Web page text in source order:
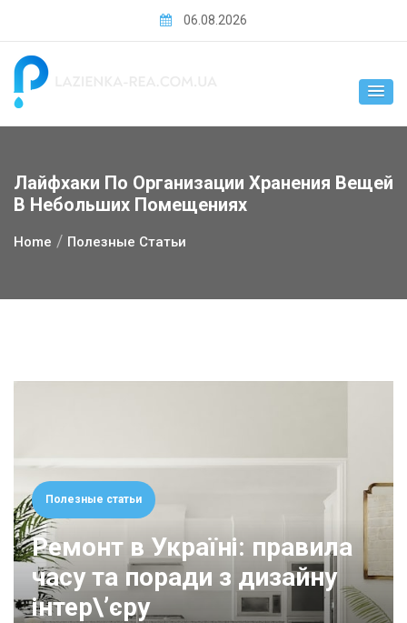
content
06.08.2026
Лайфхаки По Организации Хранения Вещей
В Небольших Помещениях
Home Полезные Статьи
Полезные статьи
Ремонт в Україні: правила
часу та поради з дизайну
інтер\’єру